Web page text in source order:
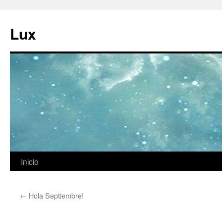
contenido
Lux
Inicio
← Hola Septiembre!